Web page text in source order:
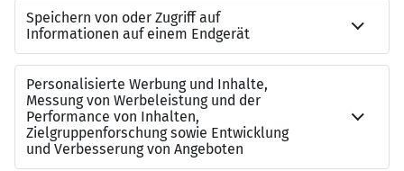
Leonie Feick
E-Mail:leonie.feick@stolzberger.de
Website:https://jobs.stolzberger.de
*Stolzberger redet nicht nur über Gleichberechtigung,
sondern lebt diese und ist der Meinung, dass der